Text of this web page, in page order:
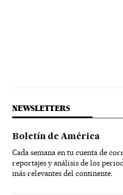
NEWSLETTERS
Boletín de América
Cada semana en tu cuenta de
reportajes y análisis de los
más relevantes del continente.